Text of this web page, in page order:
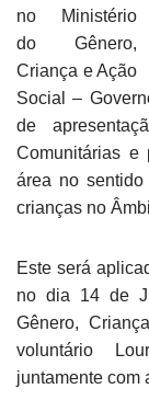
no Ministério
do Gênero,
Criança e Ação
Social –
de
Comunitárias e
área no
crianças no
Este será
no dia 14 de
Gênero,
voluntário
juntamente com